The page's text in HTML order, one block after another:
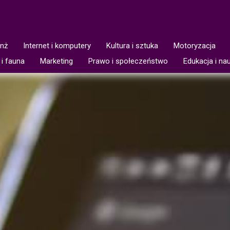
Internet i komputery Kultura i sztuka
Motoryzacja
i fauna
Marketing Prawo i społeczeństwo Edukacja i